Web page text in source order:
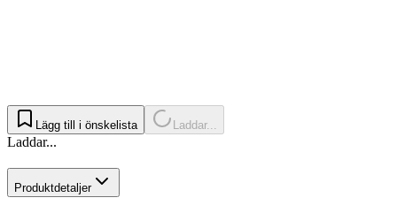
Lägg till i önskelista Laddar...
Laddar...
Produktdetaljer